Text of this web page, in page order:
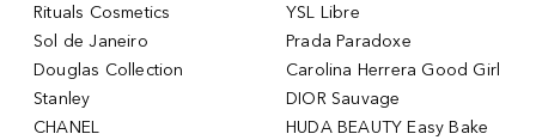
Rituals Cosmetics
Sol de Janeiro
Douglas Collection
Stanley
CHANEL
YSL Libre
Prada Paradoxe
Carolina Herrera Good Girl
DIOR Sauvage
HUDA BEAUTY Easy Bake